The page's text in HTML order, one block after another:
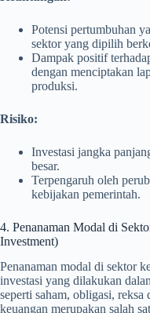
Potensi pertumbuhan
sektor yang dipilih
Dampak positif
dengan menciptakan
produksi.
Risiko:
Investasi jangka
besar.
Terpengaruh oleh
kebijakan pemerintah.
4. Penanaman Modal di
Investment)
Penanaman modal di sektor
investasi yang dilakukan
seperti saham, obligasi,
keuangan merupakan salah